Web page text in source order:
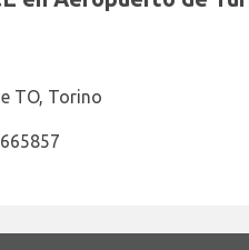
TO, Torino